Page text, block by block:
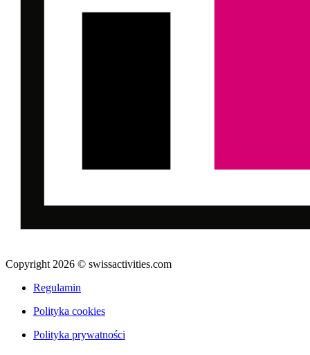
Copyright 2026 © swissactivities.com
Regulamin
Polityka cookies
Polityka prywatności